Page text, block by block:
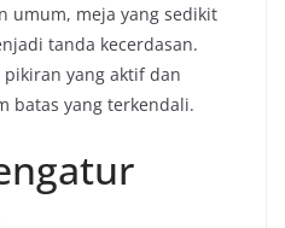
umum, meja yang sedikit
tanda kecerdasan.
yang aktif dan
batas yang terkendali.